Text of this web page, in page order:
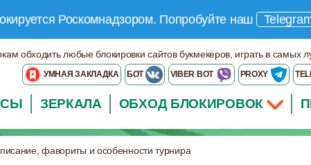
Роскомнадзором. Попробуйте наш
обходить любые блокировки сайтов букмекеров, играть в самых
PROXY
VIBER BOT
БОТ
УМНАЯ ЗАКЛАДКА
ЗЕРКАЛА ОБХОД БЛОКИРОВОК
фавориты и особенности турнира